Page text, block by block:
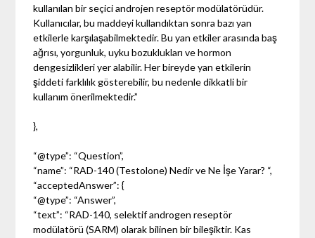
kullanılan bir seçici androjen reseptör modülatörüdür.
Kullanıcılar, bu maddeyi kullandıktan sonra bazı yan
etkilerle karşılaşabilmektedir. Bu yan etkiler arasında baş
ağrısı, yorgunluk, uyku bozuklukları ve hormon
dengesizlikleri yer alabilir. Her bireyde yan etkilerin
şiddeti farklılık gösterebilir, bu nedenle dikkatli bir
kullanım önerilmektedir.”
},
“@type”: “Question”,
“name”: “RAD-140 (Testolone) Nedir ve Ne İşe Yarar? “,
“acceptedAnswer”: {
“@type”: “Answer”,
“text”: “RAD-140, selektif androgen reseptör
modülatörü (SARM) olarak bilinen bir bileşiktir. Kas